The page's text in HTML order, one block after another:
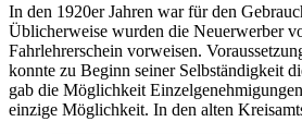
In den 1920er Jahren war für den
Üblicherweise wurden die Neuerwerber
Fahrlehrerschein vorweisen.
konnte zu Beginn seiner Selbständigkeit
gab die Möglichkeit
einzige Möglichkeit. In den alten